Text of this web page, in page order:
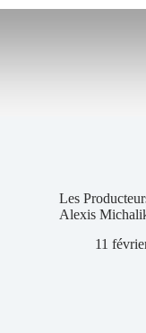
Les
Alexis
11